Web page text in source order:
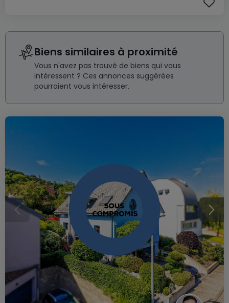
Biens similaires à proximité
Vous n'avez pas trouvé de biens qui vous
intéressent ? Ces annonces suggérées
pourraient vous intéresser.